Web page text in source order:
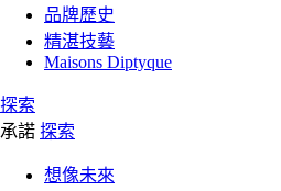
品牌歷史
精湛技藝
Maisons Diptyque
探索
承諾 探索
想像未來